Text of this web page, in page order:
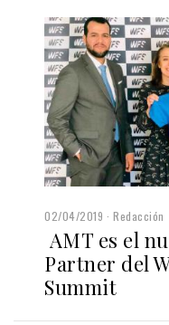
02/04/2019 Redacción
AMT es el
Partner del
Summit